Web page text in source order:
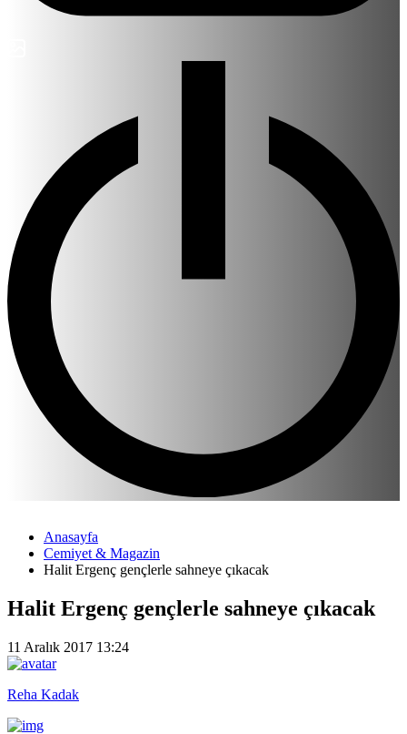
Anasayfa
Cemiyet & Magazin
Halit Ergenç gençlerle sahneye çıkacak
Halit Ergenç gençlerle sahneye çıkacak
11 Aralık 2017 13:24
Reha Kadak